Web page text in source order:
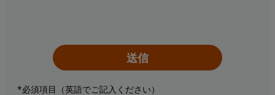
送信
*必須項目（英語でご記入ください）